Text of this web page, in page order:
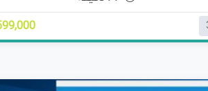
ی
ز
ا
599,000